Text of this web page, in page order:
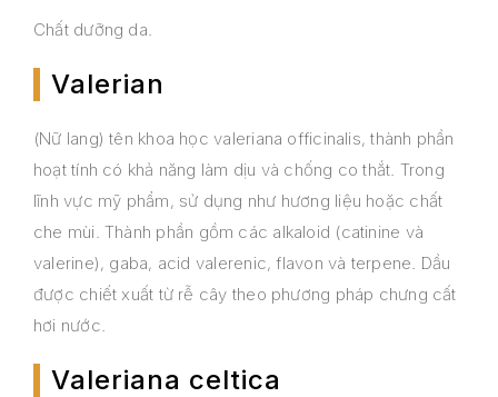
Chất dưỡng da.
Valerian
(Nữ lang) tên khoa học valeriana officinalis, thành phần
hoạt tính có khả năng làm dịu và chống co thắt. Trong
lĩnh vực mỹ phẩm, sử dụng như hương liệu hoặc chất
che mùi. Thành phần gồm các alkaloid (catinine và
valerine), gaba, acid valerenic, flavon và terpene. Dầu
được chiết xuất từ rễ cây theo phương pháp chưng cất
hơi nước.
Valeriana celtica